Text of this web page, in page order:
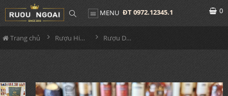
MENU ĐT 0972.12345.1 0
Trang chủ Rượu Hiếm - Cũ Rượu Deluxe Napoleon